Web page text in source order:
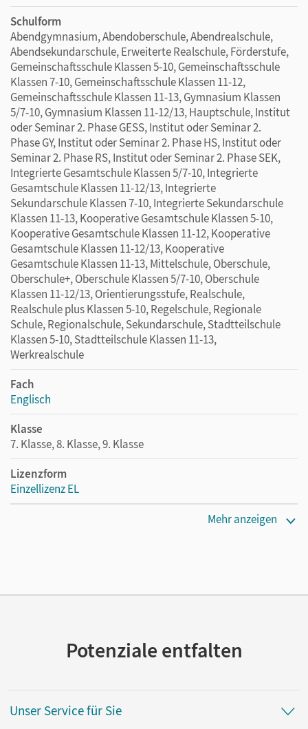
Schulform
Abendgymnasium, Abendoberschule, Abendrealschule,
Abendsekundarschule, Erweiterte Realschule, Förderstufe,
Gemeinschaftsschule Klassen 5-10, Gemeinschaftsschule
Klassen 7-10, Gemeinschaftsschule Klassen 11-12,
Gemeinschaftsschule Klassen 11-13, Gymnasium Klassen
5/7-10, Gymnasium Klassen 11-12/13, Hauptschule, Institut
oder Seminar 2. Phase GESS, Institut oder Seminar 2.
Phase GY, Institut oder Seminar 2. Phase HS, Institut oder
Seminar 2. Phase RS, Institut oder Seminar 2. Phase SEK,
Integrierte Gesamtschule Klassen 5/7-10, Integrierte
Gesamtschule Klassen 11-12/13, Integrierte
Sekundarschule Klassen 7-10, Integrierte Sekundarschule
Klassen 11-13, Kooperative Gesamtschule Klassen 5-10,
Kooperative Gesamtschule Klassen 11-12, Kooperative
Gesamtschule Klassen 11-12/13, Kooperative
Gesamtschule Klassen 11-13, Mittelschule, Oberschule,
Oberschule+, Oberschule Klassen 5/7-10, Oberschule
Klassen 11-12/13, Orientierungsstufe, Realschule,
Realschule plus Klassen 5-10, Regelschule, Regionale
Schule, Regionalschule, Sekundarschule, Stadtteilschule
Klassen 5-10, Stadtteilschule Klassen 11-13,
Werkrealschule
Fach
Englisch
Klasse
7. Klasse, 8. Klasse, 9. Klasse
Lizenzform
Einzellizenz EL
Mehr anzeigen
Potenziale entfalten
Unser Service für Sie